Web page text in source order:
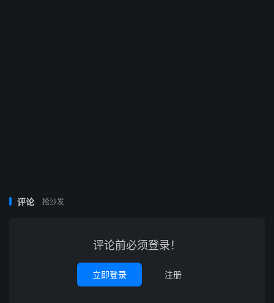
评论 抢沙发
评论前必须登录！
立即登录 注册